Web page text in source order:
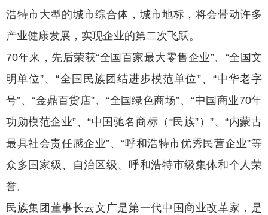
浩特市大型的城市综合体，城市地标，将会带动许多
产业健康发展，实现企业的第二次飞跃。
70年来，先后荣获“全国百家最大零售企业”、“全国文
明单位”、“全国民族团结进步模范单位”、“中华老字
号”、“金鼎百货店”、“全国绿色商场”、“中国商业70年
功勋模范企业”、“中国驰名商标（“民族”）”、“内蒙古
最具社会责任感企业”、“呼和浩特市优秀民营企业”等
众多国家级、自治区级、呼和浩特市级集体和个人荣
誉。
民族集团董事长云文广是第一代中国商业改革家，是